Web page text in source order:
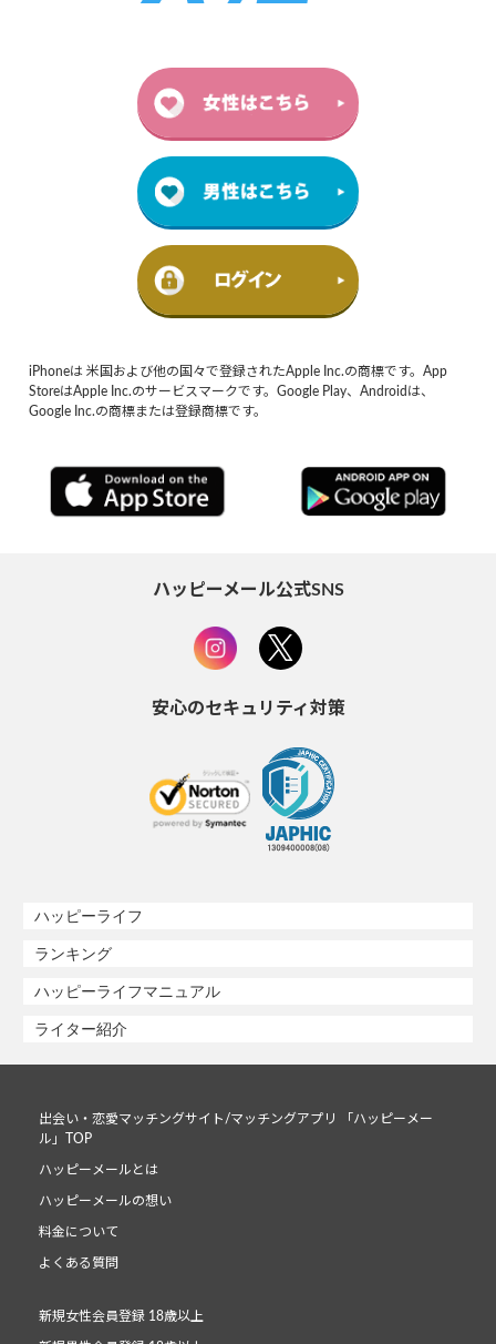
iPhoneは 米国および他の国々で登録されたApple Inc.の商標です。App
StoreはApple Inc.のサービスマークです。Google Play、Androidは、
Google Inc.の商標または登録商標です。
ハッピーメール公式SNS
安心のセキュリティ対策
ハッピーライフ
ランキング
ハッピーライフマニュアル
ライター紹介
出会い・恋愛マッチングサイト/マッチングアプリ 「ハッピーメー
ル」TOP
ハッピーメールとは
ハッピーメールの想い
料金について
よくある質問
新規女性会員登録 18歳以上